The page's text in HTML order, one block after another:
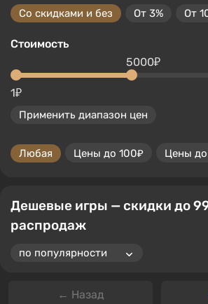
Со скидками и без От 3% От
Стоимость
1₽
5000₽
Применить диапазон цен
Любая Цены до 100₽ Цены
Дешевые игры — скидки до
распродаж
← Назад